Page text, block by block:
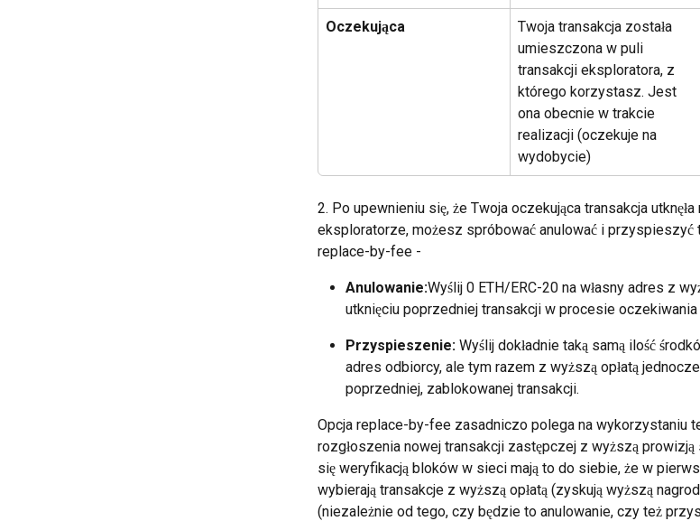
Oczekująca
Twoja transakcja została
umieszczona w puli
transakcji eksploratora, z
którego korzystasz. Jest
ona obecnie w trakcie
realizacji (oczekuje na
wydobycie)
2. Po upewnieniu się, że Twoja oczekująca transakcja
eksploratorze, możesz spróbować anulować i przyspieszyć
replace-by-fee -
Anulowanie:Wyślij 0 ETH/ERC-20 na własny adres z
utknięciu poprzedniej transakcji w procesie
Przyspieszenie: Wyślij dokładnie taką samą ilość
adres odbiorcy, ale tym razem z wyższą opłatą
poprzedniej, zablokowanej transakcji.
Opcja replace-by-fee zasadniczo polega na wykorzystaniu
rozgłoszenia nowej transakcji zastępczej z wyższą prowizją
się weryfikacją bloków w sieci mają to do siebie, że w
wybierają transakcje z wyższą opłatą (zyskują wyższą
(niezależnie od tego, czy będzie to anulowanie, czy też